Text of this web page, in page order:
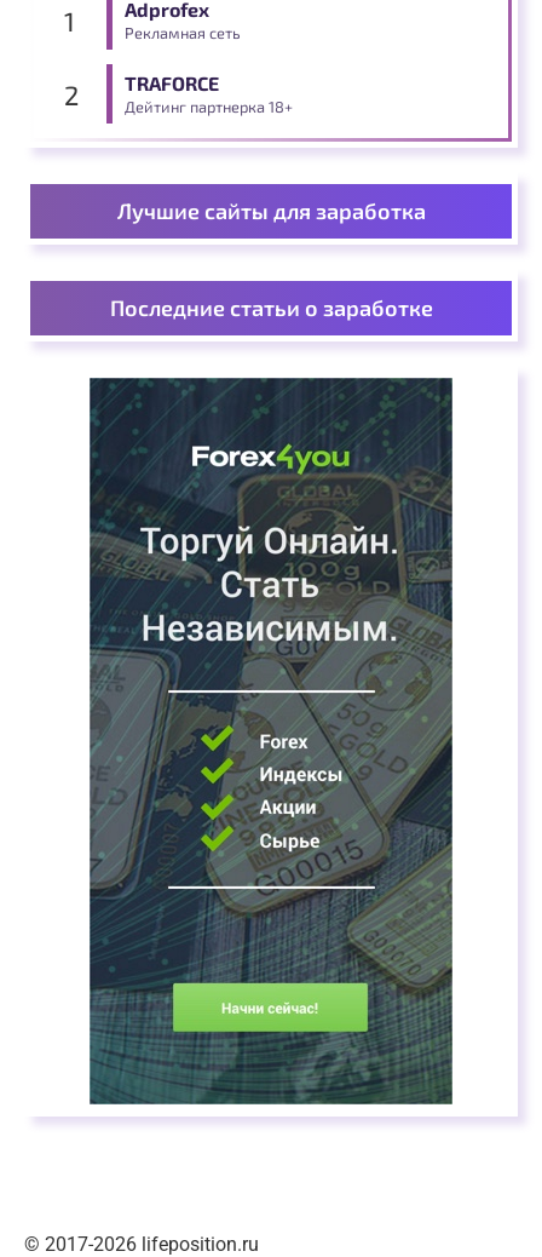
Adprofex
Рекламная сеть
TRAFORCE
Дейтинг партнерка 18+
Лучшие сайты для заработка
Последние статьи о заработке
© 2017-2026 lifeposition.ru